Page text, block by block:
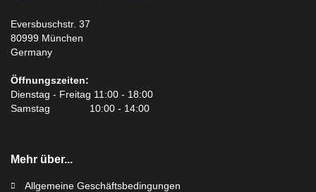
Eversbuschstr. 37
80999 München
Germany
Öffnungszeiten:
Dienstag - Freitag 11:00 - 18:00
Samstag 10:00 - 14:00
Mehr über...
Allgemeine Geschäftsbedingungen